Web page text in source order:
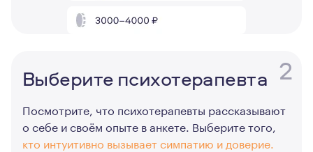
2
Выберите психотерапевта
Посмотрите, что психотерапевты рассказывают
о себе и своём опыте в анкете. Выберите того,
кто интуитивно вызывает симпатию и доверие.